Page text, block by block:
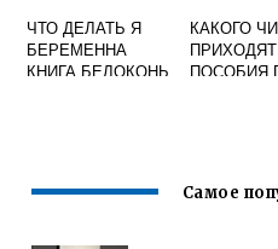
ЧТО ДЕЛАТЬ Я
БЕРЕМЕННА
КНИГА БЕЛОКОНЬ
КАКОГО
ПРИХОДЯТ
ПОСОБИЯ
Самое